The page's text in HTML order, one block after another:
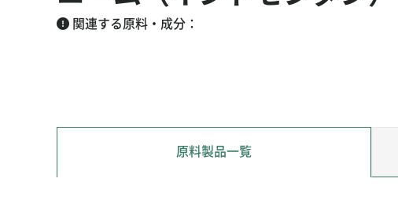
関連する原料・成分：
原料製品一覧